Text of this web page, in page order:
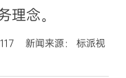
念。
新闻来源： 标派视